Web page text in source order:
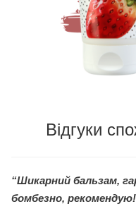
Відгуки
“Шикарний бальзам,
бомбезно,